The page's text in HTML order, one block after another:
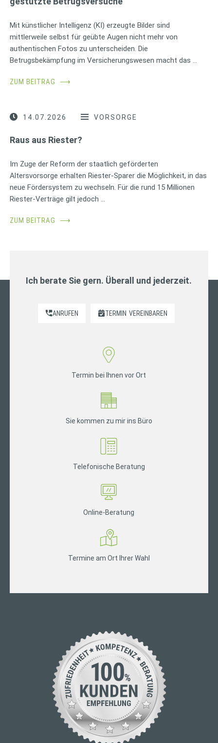
Mit künstlicher Intelligenz (KI) erzeugte Bilder sind
mittlerweile selbst für geübte Augen nicht mehr von
authentischen Fotos zu unterscheiden. Die
Betrugsbekämpfung im Versicherungswesen macht das …
ZUM BEITRAG ⟶
14.07.2026 VORSORGE
Raus aus Riester?
Im Zuge der Reform der staatlich geförderten
Altersvorsorge erhalten Riester-Sparer die Möglichkeit, in das
neue Fördersystem zu wechseln. Für die rund 15 Millionen
Riester-Verträge gilt jedoch …
ZUM BEITRAG ⟶
Ich berate Sie gern. Überall und jederzeit.
ANRUFEN TERMIN VEREINBAREN
Termin bei Ihnen vor Ort
Sie kommen zu mir ins Büro
Telefonische Beratung
Online-Beratung
Termine am Ort Ihrer Wahl